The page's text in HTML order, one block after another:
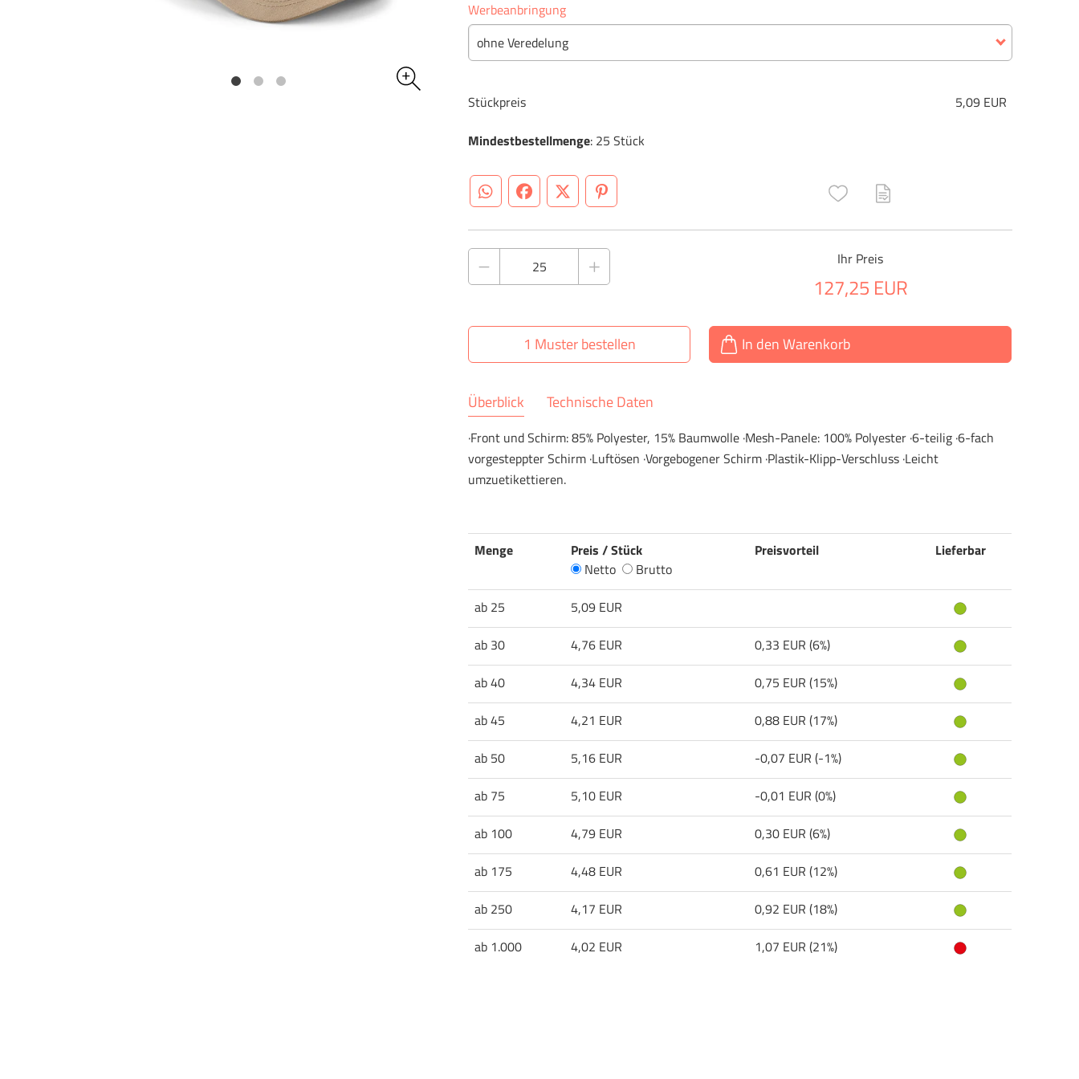
Werbeanbringung
ohne Veredelung
Stückpreis
5,09 EUR
Mindestbestellmenge: 25 Stück
WhatsApp (#[creator\plugin\share\core\structs\SocialSharingServiceSettings]:only_chrome#)
FacebookTwitter (#[creator\plugin\share\core\structs\SocialSharingServiceSettings]:formaly_twitter#)
Pinterest
Ihr Preis
127,25 EUR
1 Muster bestellen In den Warenkorb
Überblick Technische Daten
·Front und Schirm: 85% Polyester, 15% Baumwolle ·Mesh-Panele: 100% Polyester ·6-teilig ·6-fach
vorgesteppter Schirm ·Luftösen ·Vorgebogener Schirm ·Plastik-Klipp-Verschluss ·Leicht
umzuetikettieren.
Menge
Preis / Stück
Netto
Brutto
Preisvorteil Lieferbar
ab 25
5,09 EUR
ab 30
4,76 EUR
0,33 EUR (6%)
ab 40
4,34 EUR
0,75 EUR (15%)
ab 45
4,21 EUR
0,88 EUR (17%)
ab 50
5,16 EUR
-0,07 EUR (-1%)
ab 75
5,10 EUR
-0,01 EUR (0%)
ab 100
4,79 EUR
0,30 EUR (6%)
ab 175
4,48 EUR
0,61 EUR (12%)
ab 250
4,17 EUR
0,92 EUR (18%)
ab 1.000
4,02 EUR 1,07 EUR (21%)